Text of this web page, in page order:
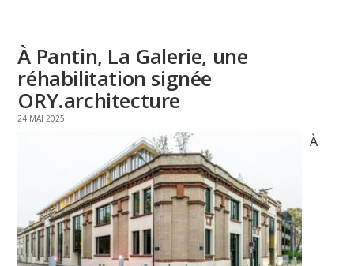
À Pantin, La Galerie, une
réhabilitation signée
ORY.architecture
24 MAI 2025
À